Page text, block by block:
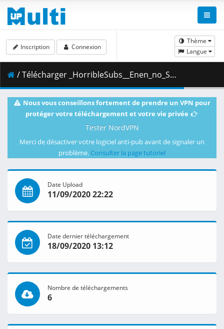
Thème
Langue
Inscription Connexion
/ Télécharger _HorribleSubs__Enen_no_Shouboutai_S2_-_11__720p_.mkv.001 ( 360.32 MB )
Nous vous conseillons fortement de prendre un VPN pour
protéger votre téléchargement et votre vie privée
Tester NordVPN
Merci de désactiver votre logiciel anti-pub avant de signaler un
problème. Consulter la page tutoriel
Date Upload
11/09/2020 22:22
Date dernier téléchargement
18/09/2020 13:12
Nombre de téléchargements
6